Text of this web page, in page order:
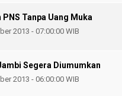
PNS Tanpa Uang Muka
2013 - 07:00:00 WIB
Segera Diumumkan
2013 - 06:00:00 WIB